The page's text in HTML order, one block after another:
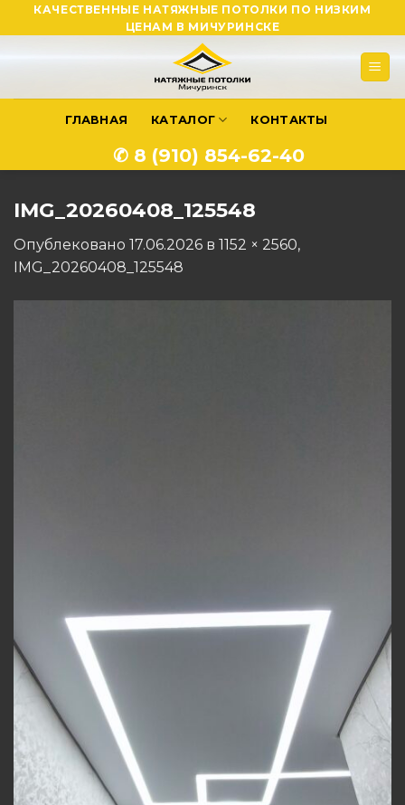
to
КАЧЕСТВЕННЫЕ НАТЯЖНЫЕ ПОТОЛКИ ПО НИЗКИМ
ЦЕНАМ В МИЧУРИНСКЕ
ГЛАВНАЯ КАТАЛОГ КОНТАКТЫ
✆ 8 (910) 854-62-40
IMG_20260408_125548
Опублековано 17.06.2026 в 1152 × 2560,
IMG_20260408_125548